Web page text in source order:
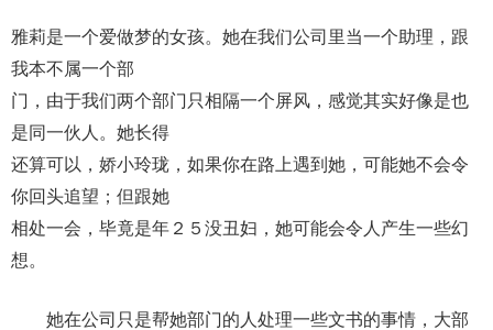
雅莉是一个爱做梦的女孩。她在我们公司里当一个助理，跟
我本不属一个部
门，由于我们两个部门只相隔一个屏风，感觉其实好像是也
是同一伙人。她长得
还算可以，娇小玲珑，如果你在路上遇到她，可能她不会令
你回头追望；但跟她
相处一会，毕竟是年２５没丑妇，她可能会令人产生一些幻
想。
她在公司只是帮她部门的人处理一些文书的事情，大部